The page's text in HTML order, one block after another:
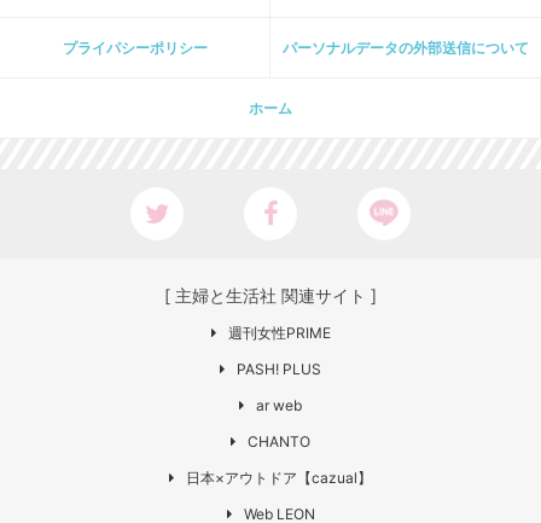
プライパシーポリシー パーソナルデータの外部送信について
ホーム
[ 主婦と生活社 関連サイト ]
週刊女性PRIME
PASH! PLUS
ar web
CHANTO
日本×アウトドア【cazual】
Web LEON